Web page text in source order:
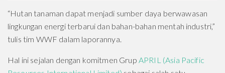
“Hutan tanaman dapat menjadi sumber daya berwawasan
lingkungan energi terbarui dan bahan-bahan mentah industri,”
tulis tim WWF dalam laporannya.
Hal ini sejalan dengan komitmen Grup APRIL (Asia Pacific